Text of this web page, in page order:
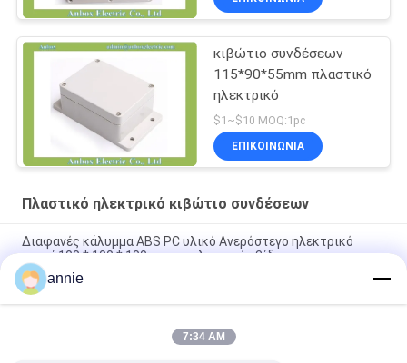
κιβώτιο συνδέσεων
115*90*55mm πλαστικό
ηλεκτρικό
$1~$10 MOQ:1pc
ΕΠΙΚΟΙΝΩΝΊΑ
Πλαστικό ηλεκτρικό κιβώτιο συνδέσεων
Διαφανές κάλυμμα ABS PC υλικό Ανερόστεγο ηλεκτρικό
κουτί 100 * 100 * 100mm με πλαστικές βίδες
Αδιάβροχο ηλεκτρικό πλαίσιο 95*65*55mm σύνδεσης PCB
IP65 με τις πλαστικές βίδες
Εξωτερικό Anti-aging Junction Box Πολυκαρβονικό υλικό PC
annie
7:34 AM